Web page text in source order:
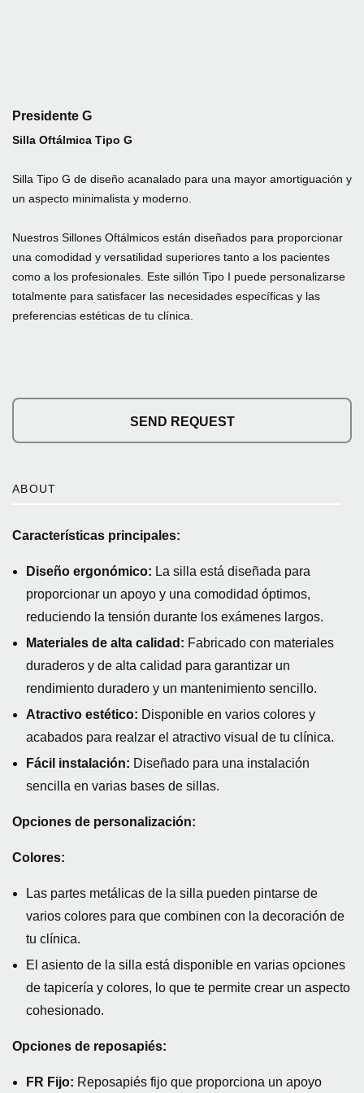
Presidente G
Silla Oftálmica Tipo G
Silla Tipo G de diseño acanalado para una mayor amortiguación y
un aspecto minimalista y moderno.
Nuestros Sillones Oftálmicos están diseñados para proporcionar
una comodidad y versatilidad superiores tanto a los pacientes
como a los profesionales. Este sillón Tipo I puede personalizarse
totalmente para satisfacer las necesidades específicas y las
preferencias estéticas de tu clínica.
SEND REQUEST
ABOUT
Características principales:
Diseño ergonómico: La silla está diseñada para
proporcionar un apoyo y una comodidad óptimos,
reduciendo la tensión durante los exámenes largos.
Materiales de alta calidad: Fabricado con materiales
duraderos y de alta calidad para garantizar un
rendimiento duradero y un mantenimiento sencillo.
Atractivo estético: Disponible en varios colores y
acabados para realzar el atractivo visual de tu clínica.
Fácil instalación: Diseñado para una instalación
sencilla en varias bases de sillas.
Opciones de personalización:
Colores:
Las partes metálicas de la silla pueden pintarse de
varios colores para que combinen con la decoración de
tu clínica.
El asiento de la silla está disponible en varias opciones
de tapicería y colores, lo que te permite crear un aspecto
cohesionado.
Opciones de reposapiés:
FR Fijo: Reposapiés fijo que proporciona un apoyo